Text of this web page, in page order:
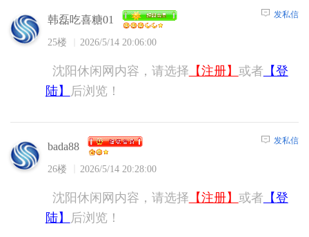
韩磊吃喜糖01
25楼 2026/5/14 20:06:00
发私信
沈阳休闲网内容，请选择 【注册】 或者 【登
陆】
后浏览！
bada88
26楼 2026/5/14 20:28:00
发私信
沈阳休闲网内容，请选择 【注册】 或者 【登
陆】
后浏览！